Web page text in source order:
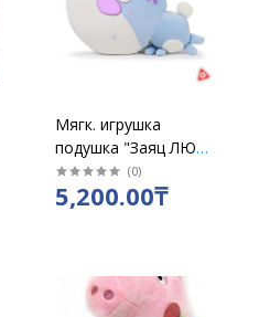
Мягк. игрушка
подушка "Заяц ЛЮК"
30 см / 0679
(0)
5,200.00₸